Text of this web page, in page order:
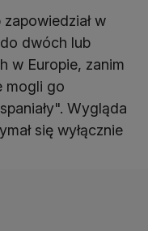
w
dwóch lub
w Europie, zanim
mogli go
Wygląda
się wyłącznie